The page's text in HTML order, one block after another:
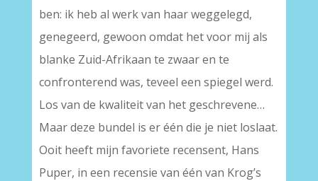
ben: ik heb al werk van haar weggelegd,
genegeerd, gewoon omdat het voor mij als
blanke Zuid-Afrikaan te zwaar en te
confronterend was, teveel een spiegel werd.
Los van de kwaliteit van het geschrevene…
Maar deze bundel is er één die je niet loslaat.
Ooit heeft mijn favoriete recensent, Hans
Puper, in een recensie van één van Krog’s